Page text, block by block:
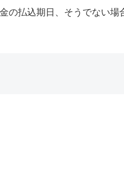
の払込期日、そうでない場